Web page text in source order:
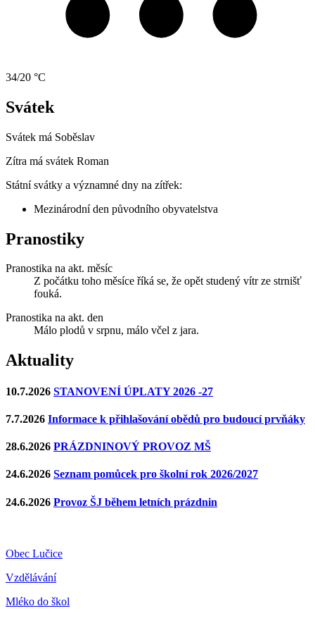
34/20 °C
Svátek
Svátek má Soběslav
Zítra má svátek Roman
Státní svátky a významné dny na zítřek:
Mezinárodní den původního obyvatelstva
Pranostiky
Pranostika na akt. měsíc
Z počátku toho měsíce říká se, že opět studený vítr ze strnišť
fouká.
Pranostika na akt. den
Málo plodů v srpnu, málo včel z jara.
Aktuality
10.7.2026 STANOVENÍ ÚPLATY 2026 -27
7.7.2026 Informace k přihlašování obědů pro budoucí prvňáky
28.6.2026 PRÁZDNINOVÝ PROVOZ MŠ
24.6.2026 Seznam pomůcek pro školní rok 2026/2027
24.6.2026 Provoz ŠJ během letních prázdnin
Obec Lučice
Vzdělávání
Mléko do škol